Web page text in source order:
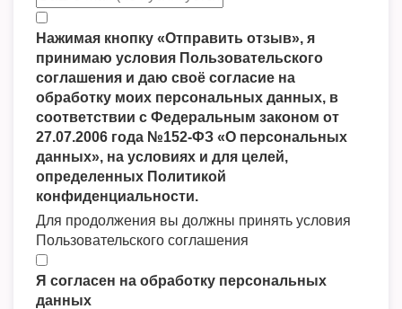
Нажимая кнопку «Отправить отзыв», я
принимаю условия Пользовательского
соглашения и даю своё согласие на
обработку моих персональных данных, в
соответствии с Федеральным законом от
27.07.2006 года №152-ФЗ «О персональных
данных», на условиях и для целей,
определенных Политикой
конфиденциальности.
Для продолжения вы должны принять условия
Пользовательского соглашения
Я согласен на обработку персональных
данных